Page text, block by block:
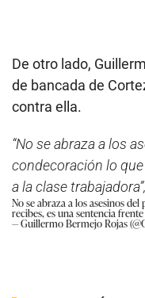
De otro lado,
de bancada de
contra ella.
“No se abraza a los
condecoración lo
a la clase
No se abraza a los asesinos
recibes, es una sentencia
— Guillermo Bermejo Rojas